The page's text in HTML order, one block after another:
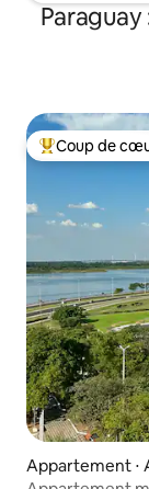
Coups de
Coup de
Appartement ⋅